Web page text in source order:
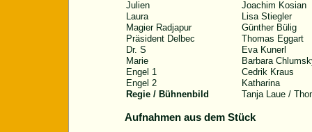
Julien
Joachim Kosian
Laura
Lisa Stiegler
Magier Radjapur
Günther Bülig
Präsident Delbec
Thomas Eggart
Dr. S
Eva Kunerl
Marie
Barbara
Engel 1
Cedrik Kraus
Engel 2
Katharina
Regie / Bühnenbild
Tanja Laue /
Aufnahmen aus dem Stück